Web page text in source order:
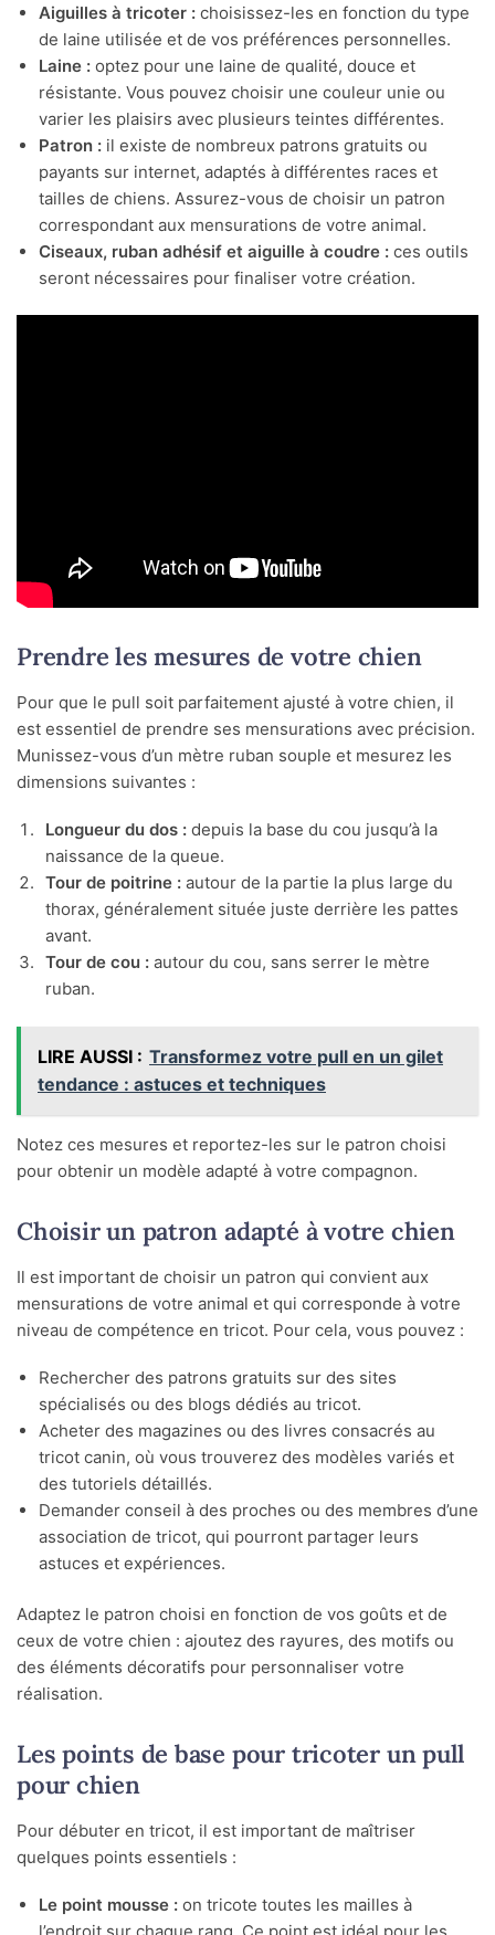
Aiguilles à tricoter : choisissez-les en fonction du type
de laine utilisée et de vos préférences personnelles.
Laine : optez pour une laine de qualité, douce et
résistante. Vous pouvez choisir une couleur unie ou
varier les plaisirs avec plusieurs teintes différentes.
Patron : il existe de nombreux patrons gratuits ou
payants sur internet, adaptés à différentes races et
tailles de chiens. Assurez-vous de choisir un patron
correspondant aux mensurations de votre animal.
Ciseaux, ruban adhésif et aiguille à coudre : ces outils
seront nécessaires pour finaliser votre création.
Prendre les mesures de votre chien
Pour que le pull soit parfaitement ajusté à votre chien, il
est essentiel de prendre ses mensurations avec précision.
Munissez-vous d’un mètre ruban souple et mesurez les
dimensions suivantes :
Longueur du dos : depuis la base du cou jusqu’à la
naissance de la queue.
Tour de poitrine : autour de la partie la plus large du
thorax, généralement située juste derrière les pattes
avant.
Tour de cou : autour du cou, sans serrer le mètre
ruban.
LIRE AUSSI : Transformez votre pull en un gilet
tendance : astuces et techniques
Notez ces mesures et reportez-les sur le patron choisi
pour obtenir un modèle adapté à votre compagnon.
Choisir un patron adapté à votre chien
Il est important de choisir un patron qui convient aux
mensurations de votre animal et qui corresponde à votre
niveau de compétence en tricot. Pour cela, vous pouvez :
Rechercher des patrons gratuits sur des sites
spécialisés ou des blogs dédiés au tricot.
Acheter des magazines ou des livres consacrés au
tricot canin, où vous trouverez des modèles variés et
des tutoriels détaillés.
Demander conseil à des proches ou des membres d’une
association de tricot, qui pourront partager leurs
astuces et expériences.
Adaptez le patron choisi en fonction de vos goûts et de
ceux de votre chien : ajoutez des rayures, des motifs ou
des éléments décoratifs pour personnaliser votre
réalisation.
Les points de base pour tricoter un pull
pour chien
Pour débuter en tricot, il est important de maîtriser
quelques points essentiels :
Le point mousse : on tricote toutes les mailles à